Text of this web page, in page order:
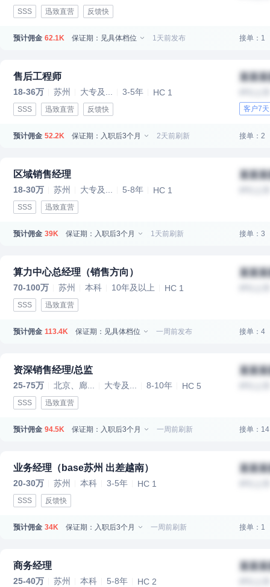
SSS 迅致直营 反馈快
预计佣金 62.1K 保证期：见具体档位 1天前发布 接单：1
售后工程师
18-36万 苏州 大专及... 3-5年 HC 1
SSS 迅致直营 反馈快
某某
客户7
预计佣金 52.2K 保证期：入职后3个月 2天前刷新 接单：2
区域销售经理
18-30万 苏州 大专及... 5-8年 HC 1
SSS 迅致直营
某某
预计佣金 39K 保证期：入职后3个月 1天前刷新 接单：3
算力中心总经理（销售方向）
70-100万 苏州 本科 10年及以上 HC 1
SSS 迅致直营
某某
预计佣金 113.4K 保证期：见具体档位 一周前发布 接单：4
资深销售经理/总监
25-75万 北京、廊... 大专及... 8-10年 HC 5
SSS 迅致直营
某某
预计佣金 94.5K 保证期：入职后3个月 一周前刷新 接单：14
业务经理（base苏州 出差越南）
20-30万 苏州 本科 3-5年 HC 1
SSS 反馈快
某某
预计佣金 34K 保证期：入职后3个月 一周前刷新 接单：1
商务经理
25-40万 苏州 本科 5-8年 HC 2
某某